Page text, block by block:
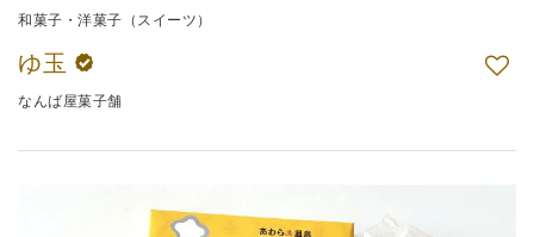
和菓子・洋菓子（スイーツ）
ゆ玉
なんば屋菓子舗